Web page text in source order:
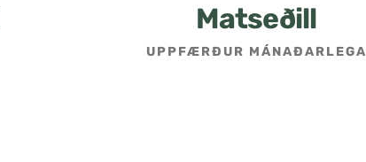
Matseðill
UPPFÆRÐUR MÁNAÐARLEGA